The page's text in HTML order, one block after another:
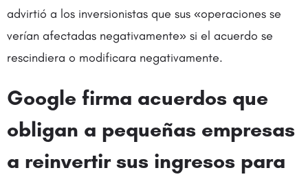
advirtió a los inversionistas que sus «operaciones se
verían afectadas negativamente» si el acuerdo se
rescindiera o modificara negativamente.
Google firma acuerdos que
obligan a pequeñas empresas
a reinvertir sus ingresos para